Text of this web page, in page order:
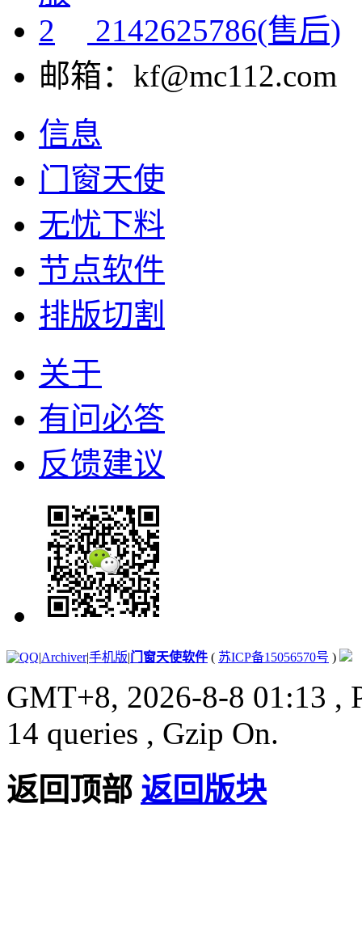
2142625786(售后)
邮箱：kf@mc112.com
信息
门窗天使
无忧下料
节点软件
排版切割
关于
有问必答
反馈建议
|Archiver|手机版|门窗天使软件 ( 苏ICP备15056570号 )
GMT+8, 2026-8-8 01:13 ,
14 queries , Gzip On.
返回顶部 返回版块